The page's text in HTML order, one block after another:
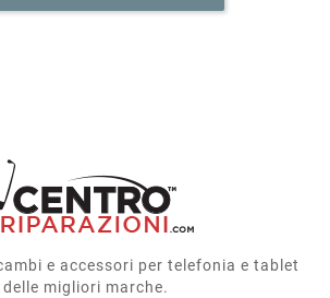
e accessori per telefonia e tablet
delle migliori marche.